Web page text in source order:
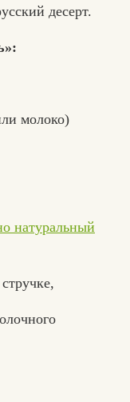
десерт.
молоко)
натуральный